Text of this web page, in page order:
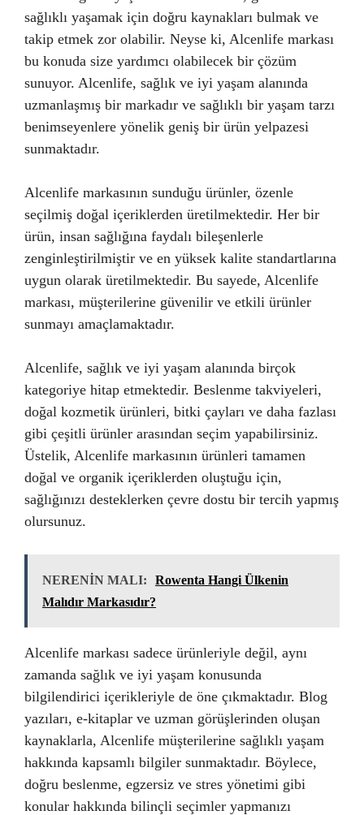
sağlıklı yaşamak için doğru kaynakları bulmak ve
takip etmek zor olabilir. Neyse ki, Alcenlife markası
bu konuda size yardımcı olabilecek bir çözüm
sunuyor. Alcenlife, sağlık ve iyi yaşam alanında
uzmanlaşmış bir markadır ve sağlıklı bir yaşam tarzı
benimseyenlere yönelik geniş bir ürün yelpazesi
sunmaktadır.
Alcenlife markasının sunduğu ürünler, özenle
seçilmiş doğal içeriklerden üretilmektedir. Her bir
ürün, insan sağlığına faydalı bileşenlerle
zenginleştirilmiştir ve en yüksek kalite standartlarına
uygun olarak üretilmektedir. Bu sayede, Alcenlife
markası, müşterilerine güvenilir ve etkili ürünler
sunmayı amaçlamaktadır.
Alcenlife, sağlık ve iyi yaşam alanında birçok
kategoriye hitap etmektedir. Beslenme takviyeleri,
doğal kozmetik ürünleri, bitki çayları ve daha fazlası
gibi çeşitli ürünler arasından seçim yapabilirsiniz.
Üstelik, Alcenlife markasının ürünleri tamamen
doğal ve organik içeriklerden oluştuğu için,
sağlığınızı desteklerken çevre dostu bir tercih yapmış
olursunuz.
NERENİN MALI:
Rowenta Hangi Ülkenin
Malıdır Markasıdır?
Alcenlife markası sadece ürünleriyle değil, aynı
zamanda sağlık ve iyi yaşam konusunda
bilgilendirici içerikleriyle de öne çıkmaktadır. Blog
yazıları, e-kitaplar ve uzman görüşlerinden oluşan
kaynaklarla, Alcenlife müşterilerine sağlıklı yaşam
hakkında kapsamlı bilgiler sunmaktadır. Böylece,
doğru beslenme, egzersiz ve stres yönetimi gibi
konular hakkında bilinçli seçimler yapmanızı